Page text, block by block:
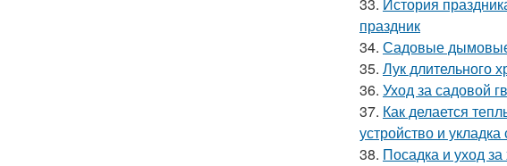
праздник
34. Садовые
35. Лук длительного
36. Уход за садовой
37. Как делается
устройство и
38. Посадка и уход